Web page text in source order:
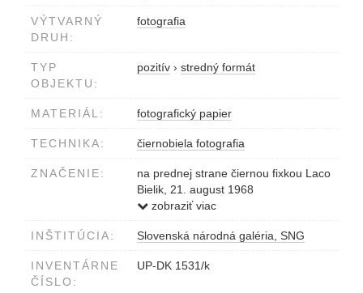
VÝTVARNÝ
DRUH:
fotografia
TYP
OBJEKTU:
pozitív › stredný formát
MATERIÁL: fotografický papier
TECHNIKA: čiernobiela fotografia
ZNAČENIE:
na prednej strane čiernou fixkou Laco
Bielik, 21. august 1968
na zadnej strane ceruzkou © Laco
zobraziť viac
INŠTITÚCIA: Slovenská národná galéria, SNG
INVENTÁRNE
ČÍSLO:
UP-DK 1531/k